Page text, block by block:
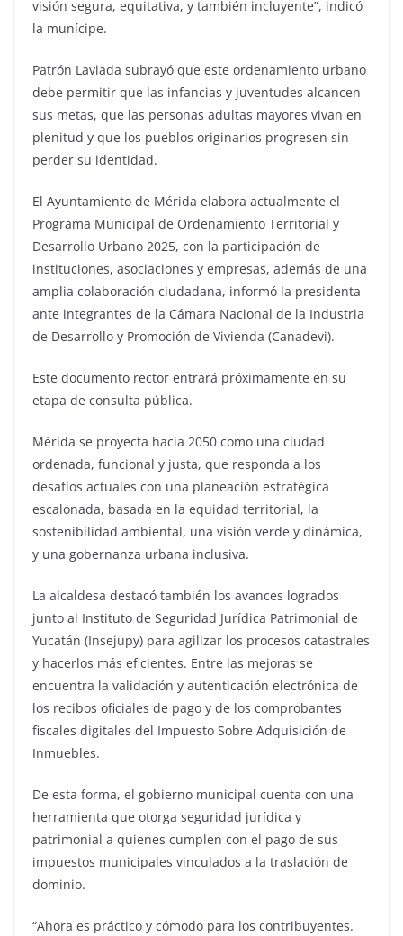
visión segura, equitativa, y también incluyente”, indicó
la munícipe.
Patrón Laviada subrayó que este ordenamiento urbano
debe permitir que las infancias y juventudes alcancen
sus metas, que las personas adultas mayores vivan en
plenitud y que los pueblos originarios progresen sin
perder su identidad.
El Ayuntamiento de Mérida elabora actualmente el
Programa Municipal de Ordenamiento Territorial y
Desarrollo Urbano 2025, con la participación de
instituciones, asociaciones y empresas, además de una
amplia colaboración ciudadana, informó la presidenta
ante integrantes de la Cámara Nacional de la Industria
de Desarrollo y Promoción de Vivienda (Canadevi).
Este documento rector entrará próximamente en su
etapa de consulta pública.
Mérida se proyecta hacia 2050 como una ciudad
ordenada, funcional y justa, que responda a los
desafíos actuales con una planeación estratégica
escalonada, basada en la equidad territorial, la
sostenibilidad ambiental, una visión verde y dinámica,
y una gobernanza urbana inclusiva.
La alcaldesa destacó también los avances logrados
junto al Instituto de Seguridad Jurídica Patrimonial de
Yucatán (Insejupy) para agilizar los procesos catastrales
y hacerlos más eficientes. Entre las mejoras se
encuentra la validación y autenticación electrónica de
los recibos oficiales de pago y de los comprobantes
fiscales digitales del Impuesto Sobre Adquisición de
Inmuebles.
De esta forma, el gobierno municipal cuenta con una
herramienta que otorga seguridad jurídica y
patrimonial a quienes cumplen con el pago de sus
impuestos municipales vinculados a la traslación de
dominio.
“Ahora es práctico y cómodo para los contribuyentes.